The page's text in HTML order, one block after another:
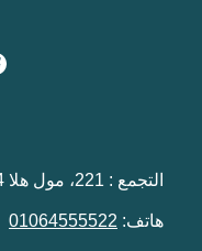
التجمع : 221، مول هلا 314، التسعين الجنوبي.
هاتف: 01064555522